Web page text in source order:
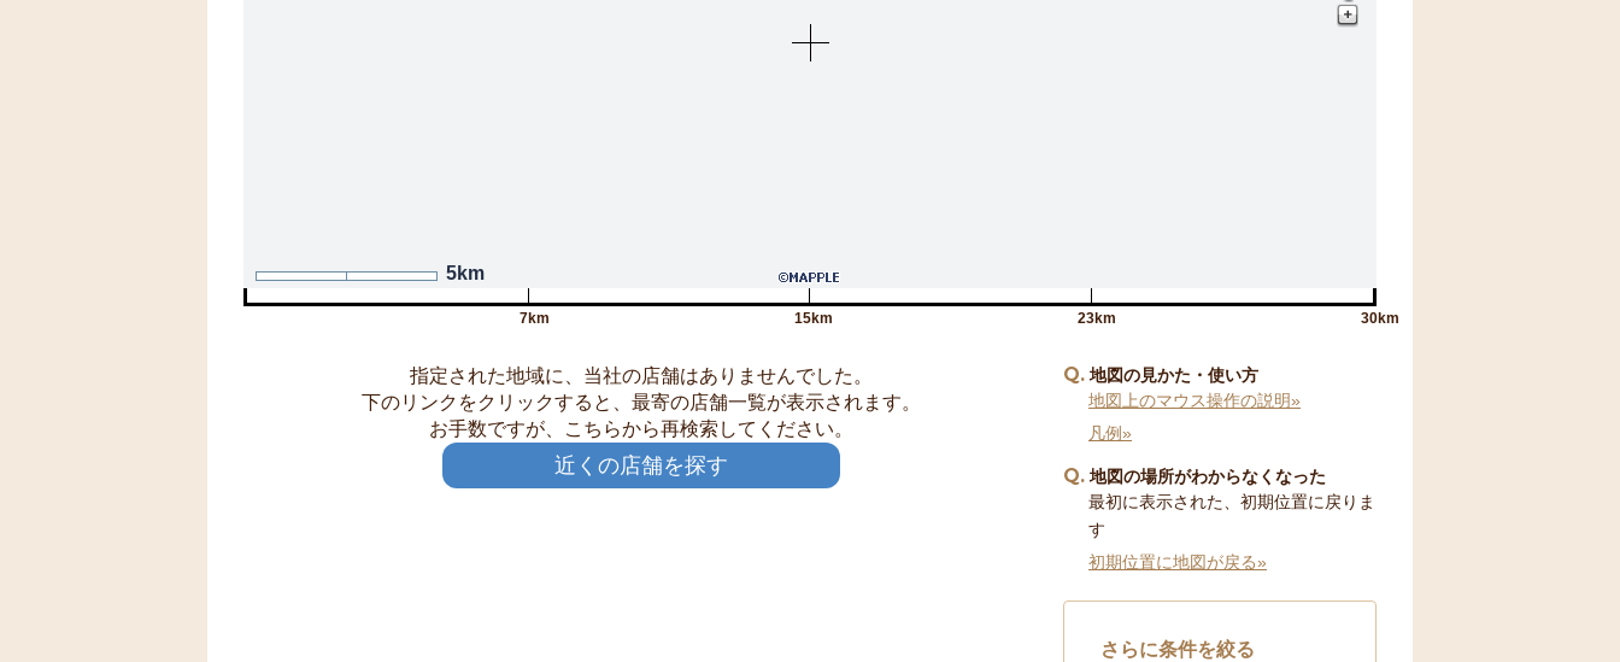
5km
7km 15km 23km 30km
指定された地域に、当社の店舗はありませんでした。
下のリンクをクリックすると、最寄の店舗一覧が表示されます。
お手数ですが、こちらから再検索してください。
近くの店舗を探す
Q 地図の見かた・使い方
地図上のマウス操作の説明»
凡例»
Q 地図の場所がわからなくなった
最初に表示された、初期位置に戻りま
す
初期位置に地図が戻る»
さらに条件を絞る